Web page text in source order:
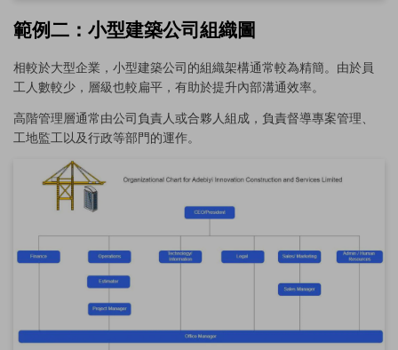
點擊下載並使用此範本。
此eddx
檔案需使用 EdrawMax 開啟。
若你尚未安裝 EdrawMax，可點擊下方
免費下載
你也可以點擊下方
免費試用EdrawMax Online。
範例二：小型建築公司組織圖
相較於大型企業，小型建築公司的組織架構通常較為精簡。由於員
工人數較少，層級也較扁平，有助於提升內部溝通效率。
高階管理層通常由公司負責人或合夥人組成，負責督導專案管理、
工地監工以及行政等部門的運作。